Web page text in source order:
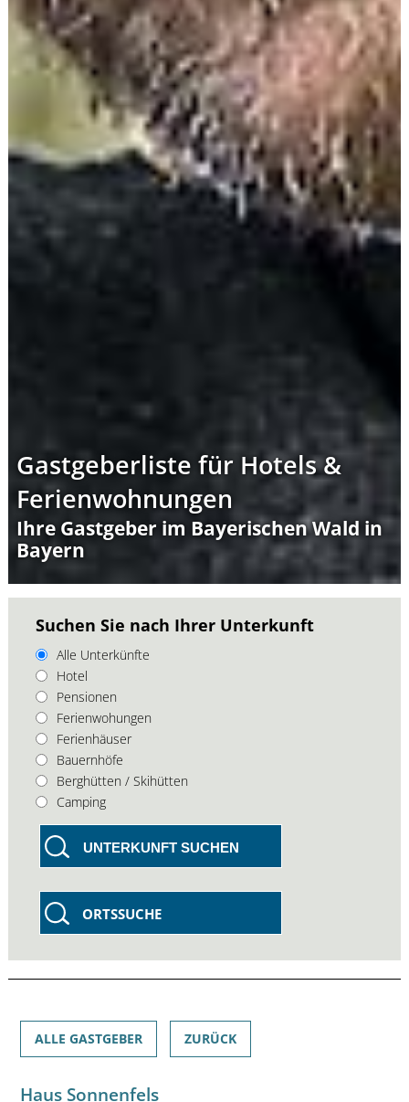
Gastgeberliste für Hotels &
Ferienwohnungen
Ihre Gastgeber im Bayerischen Wald in
Bayern
Suchen Sie nach Ihrer Unterkunft
Alle Unterkünfte
Hotel
Pensionen
Ferienwohungen
Ferienhäuser
Bauernhöfe
Berghütten / Skihütten
Camping
UNTERKUNFT SUCHEN
ORTSSUCHE
ALLE GASTGEBER ZURÜCK
Haus Sonnenfels